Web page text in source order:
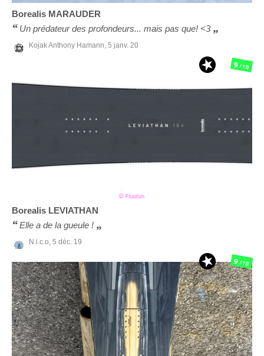
Borealis MARAUDER
Un prédateur des profondeurs... mais pas que! <3
Kojak Anthony Hamann, 5 janv. 20
Borealis LEVIATHAN
Elle a de la gueule !
N.i.c.o, 5 déc. 19
9/10
9/10